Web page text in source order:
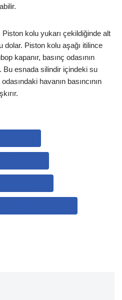
kolu yukarı çekildiğinde alt
dolar. Piston kolu aşağı itilince
kapanır, basınç odasının
Bu esnada silindir içindeki su
havanın basıncının